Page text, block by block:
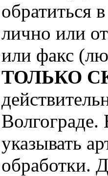
лично или
или факс
ТОЛЬКО
Волгограде.
указывать
обработки.